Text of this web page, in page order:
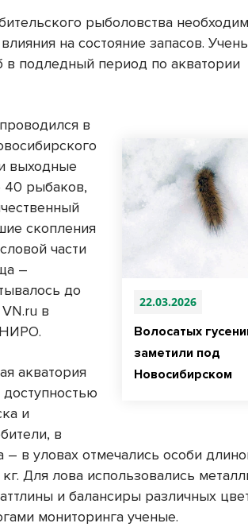
рыболовства
на состояние запасов.
подледный период по акватории
22.03.2026
Волосатых
заметили под
Новосибирском
в
выходные
рыбаков,
скопления
части
–
до
в
акватория
и
в
в уловах отмечались особи
Для лова использовались
и балансиры различных
мониторинга ученые.